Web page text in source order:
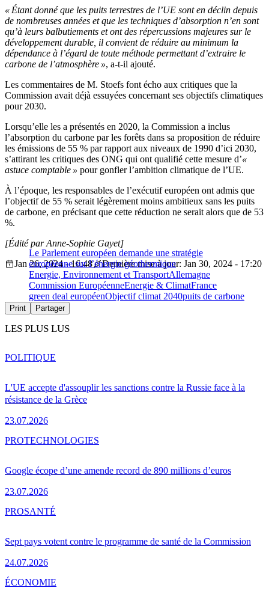
« Étant donné que les puits terrestres de l’UE sont en déclin depuis
de nombreuses années et que les techniques d’absorption n’en sont
qu’à leurs balbutiements et ont des répercussions majeures sur le
développement durable, il convient de réduire au minimum la
dépendance à l’égard de toute méthode permettant d’extraire le
carbone de l’atmosphère », a-t-il ajouté.
Les commentaires de M. Stoefs font écho aux critiques que la
Commission avait déjà essuyées concernant ses objectifs climatiques
pour 2030.
Lorsqu’elle les a présentés en 2020, la Commission a inclus
l’absorption du carbone par les forêts dans sa proposition de réduire
les émissions de 55 % par rapport aux niveaux de 1990 d’ici 2030,
s’attirant les critiques des ONG qui ont qualifié cette mesure d’«
astuce comptable » pour gonfler l’ambition climatique de l’UE.
À l’époque, les responsables de l’exécutif européen ont admis que
l’objectif de 55 % serait légèrement moins ambitieux sans les puits
de carbone, en précisant que cette réduction ne serait alors que de 53
%.
Le Parlement européen demande une stratégie
européenne sur l’énergie géothermique
[Édité par Anne-Sophie Gayet]
Jan 26, 2024 - 16:48
Dernière mise à jour: Jan 30, 2024 - 17:20
Energie, Environnement et TransportAllemagne
Commission EuropéenneEnergie & ClimatFrance
green deal européenObjectif climat 2040puits de carbone
Print Partager
LES PLUS LUS
L'UE accepte d'assouplir les sanctions contre la Russie face à la
résistance de la Grèce
23.07.2026
POLITIQUE
Google écope d’une amende record de 890 millions d’euros
23.07.2026
PROTECHNOLOGIES
Sept pays votent contre le programme de santé de la Commission
24.07.2026
PROSANTÉ
ÉCONOMIE